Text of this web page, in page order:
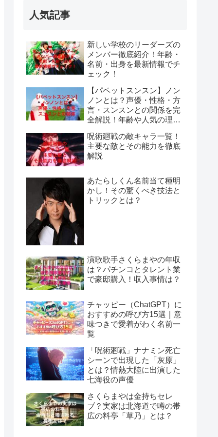
人気記事
新しい学校のリーダーズの
メンバー徹底紹介！年齢・
名前・出身を最新情報でチ
ェック！
【パペットスンスン】ノン
ノンとは？声優・性格・方
言・スンスンとの関係を完
全解説！年齢や人気の理由
呪術廻戦の敵キャラ一覧！
主要な敵とその能力を徹底
解説
あたらしくん名前当て種明
かし！その驚くべき技法と
トリックとは？
演歌歌手さくらまやの年収
は？パチンコとタレント業
で豪邸購入！収入事情は？
チャッピー（ChatGPT）に
おすすめの呼び方15選｜意
味つきで愛着がわく名前一
覧
「呪術廻戦」ナナミン死亡
シーンで出現した「灰原」
とは？情熱大陸に出演した
七海役の声優
さくらまやは金持ちセレ
ブ？実家は北海道で噂の帯
広の料亭「草乃」とは？